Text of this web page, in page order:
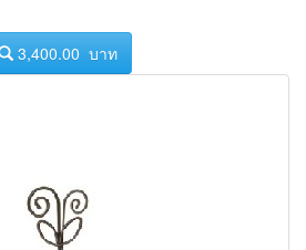
3,400.00 บาท